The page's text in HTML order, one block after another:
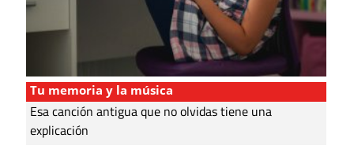
Tu memoria y la música
Esa canción antigua que no olvidas tiene una
explicación